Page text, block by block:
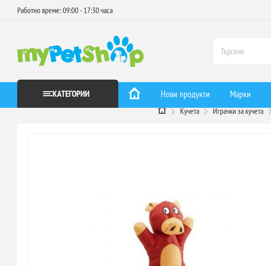
Работно време: 09:00 - 17:30 часа
КАТЕГОРИИ Нови продукти Марки
Кучета Играчки за кучета